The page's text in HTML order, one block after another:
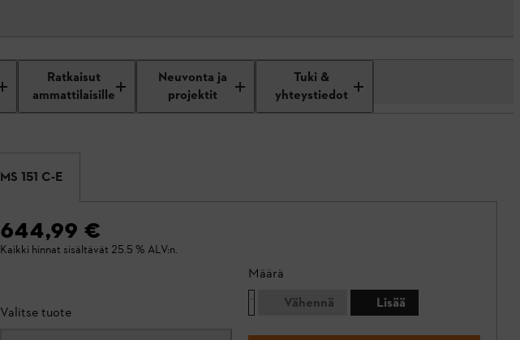
Ratkaisut
ammattilaisille
Neuvonta ja
projektit
Tuki &
yhteystiedot
MS 151 C-E
644,99 €
Kaikki hinnat sisältävät 25.5 % ALV:n.
Valitse tuote
Määrä
Vähennä
Lisää